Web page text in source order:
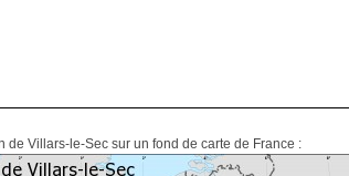
de Villars-le-Sec sur un fond de carte de France :